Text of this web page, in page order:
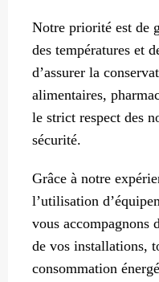
Notre priorité est de
des températures et
d’assurer la
alimentaires,
le strict respect des
sécurité.
Grâce à notre
l’utilisation
vous accompagnons
de vos installations,
consommation